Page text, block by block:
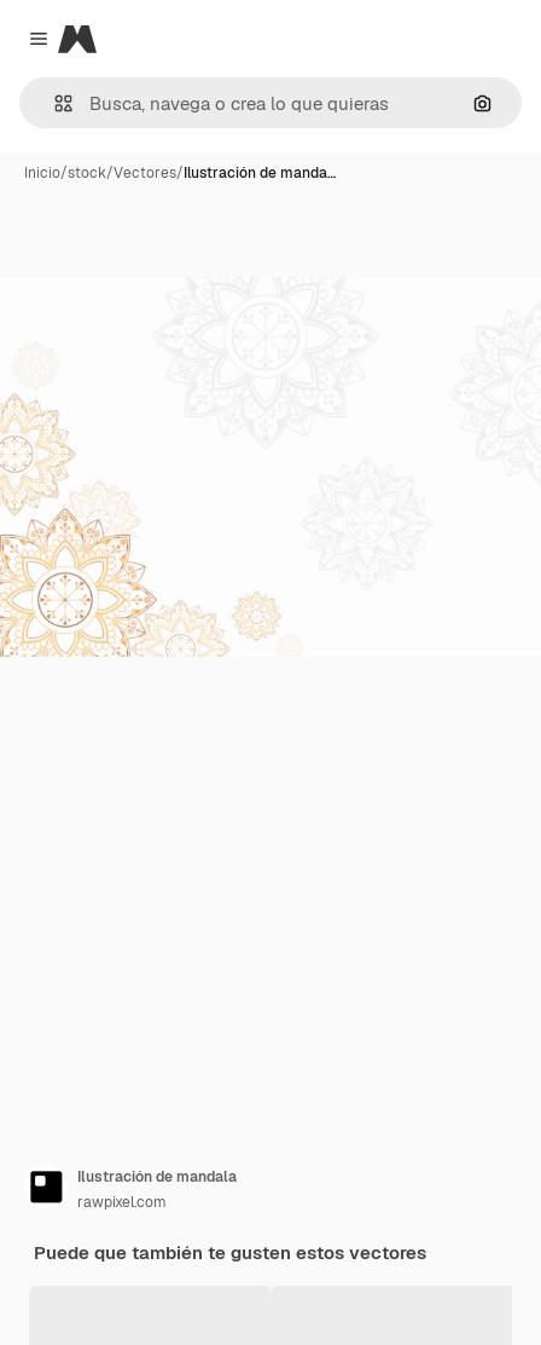
Close menu
Magnific
Inicio/stock/Vectores/Ilustración de manda…
Ilustración de mandala
rawpixel.com
Puede que también te gusten estos vectores